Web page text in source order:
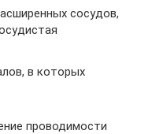
сосудов,
в которых
проводимости